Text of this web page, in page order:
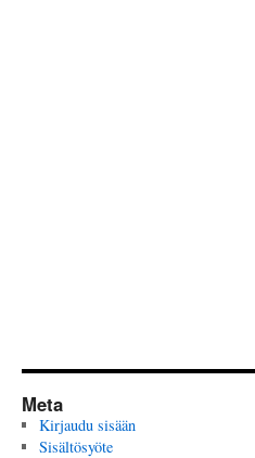
Meta
Kirjaudu sisään
Sisältösyöte